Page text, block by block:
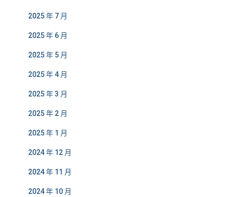
2025 年 7 月
2025 年 6 月
2025 年 5 月
2025 年 4 月
2025 年 3 月
2025 年 2 月
2025 年 1 月
2024 年 12 月
2024 年 11 月
2024 年 10 月